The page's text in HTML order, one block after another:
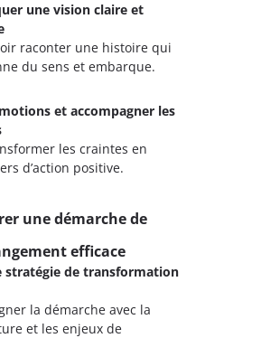
une vision claire et
raconter une histoire qui
du sens et embarque.
et accompagner les
les craintes en
d’action positive.
une démarche de
efficace
stratégie de transformation
la démarche avec la
et les enjeux de